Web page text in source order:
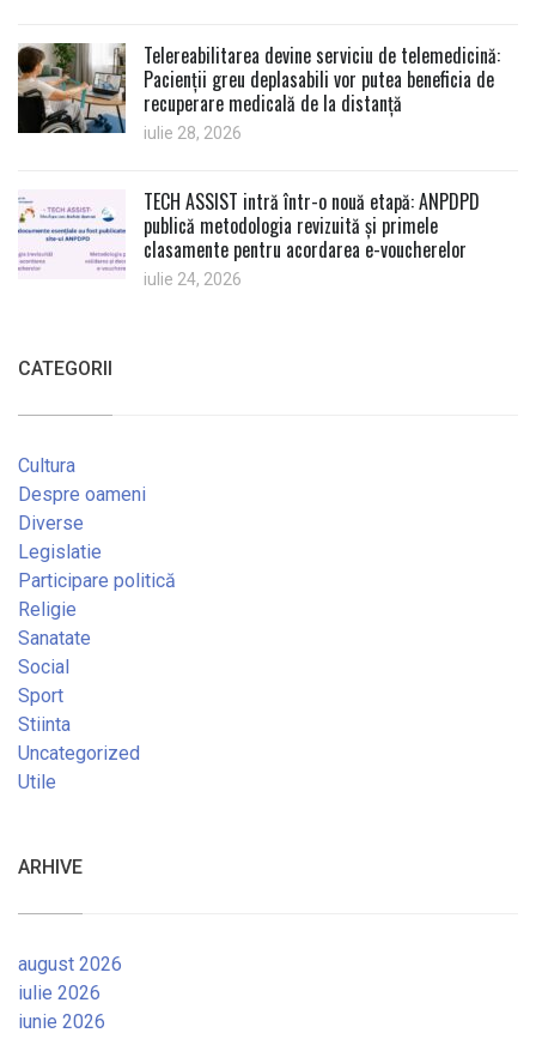
Telereabilitarea devine serviciu de telemedicină:
Pacienții greu deplasabili vor putea beneficia de
recuperare medicală de la distanță
iulie 28, 2026
TECH ASSIST intră într-o nouă etapă: ANPDPD
publică metodologia revizuită și primele
clasamente pentru acordarea e-voucherelor
iulie 24, 2026
CATEGORII
Cultura
Despre oameni
Diverse
Legislatie
Participare politică
Religie
Sanatate
Social
Sport
Stiinta
Uncategorized
Utile
ARHIVE
august 2026
iulie 2026
iunie 2026